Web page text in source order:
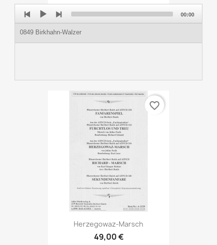
Player
0849 Birkhahn-Walzer
00:00
Herzegowaz-Marsch
49,00 €
favorite_border